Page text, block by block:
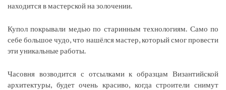
находится в мастерской на золочении.
Купол покрывали медью по старинным технологиям. Само по
себе большое чудо, что нашёлся мастер, который смог провести
эти уникальные работы.
Часовня возводится с отсылками к образцам Византийской
архитектуры, будет очень красиво, когда строители снимут